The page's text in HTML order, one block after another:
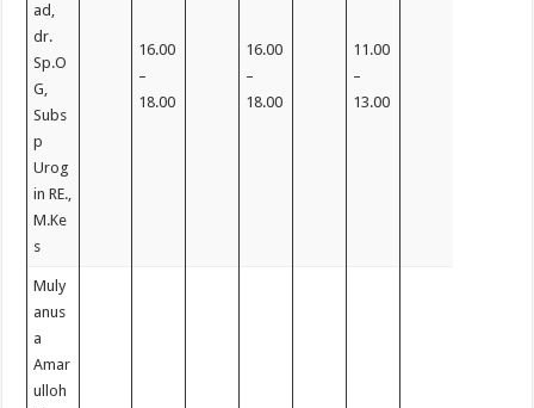
ad,
dr.
Sp.O
G,
Subs
p
Urog
in RE.,
M.Ke
s
16.00
–
18.00
16.00
–
18.00
11.00
–
13.00
Muly
anus
a
Amar
ulloh